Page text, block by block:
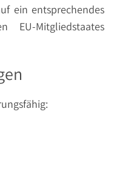
ein entsprechendes
EU-Mitgliedstaates